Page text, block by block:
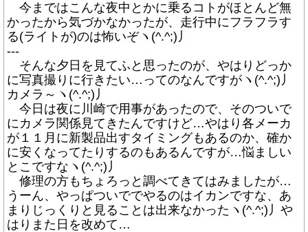
今まではこんな夜中とかに乗るコトがほとんど無
かったから気づかなかったが、走行中にフラフラす
る(ライトが)のは怖いぞヽ(^.^;)丿
---
そんな夕日を見てふと思ったのが、やはりどっか
に写真撮りに行きたい…ってのなんですがヽ(^.^;)丿
カメラ～ヽ(^.^;)丿
今日は夜に川崎で用事があったので、そのついで
にカメラ関係見てきたんですけど…やはり各メーカ
が１１月に新製品出すタイミングもあるのか、確か
に安くなってたりするのもあるんですが…悩ましい
とこですなヽ(^.^;)丿
修理の方もちょろっと調べてきてはみましたが…
うーん、やっぱついででやるのはイカンですな、あ
まりじっくりと見ることは出来なかったヽ(^.^;)丿や
はりまた日を改めて…